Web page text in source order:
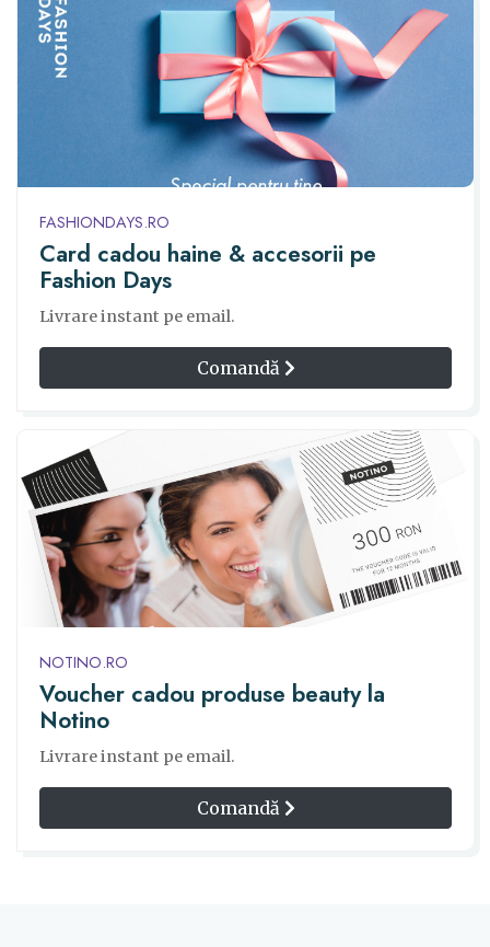
FASHIONDAYS.RO
Card cadou haine & accesorii pe
Fashion Days
Livrare instant pe email.
Comandă
NOTINO.RO
Voucher cadou produse beauty la
Notino
Livrare instant pe email.
Comandă